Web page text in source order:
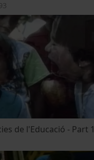
de l'Educació - Part 1